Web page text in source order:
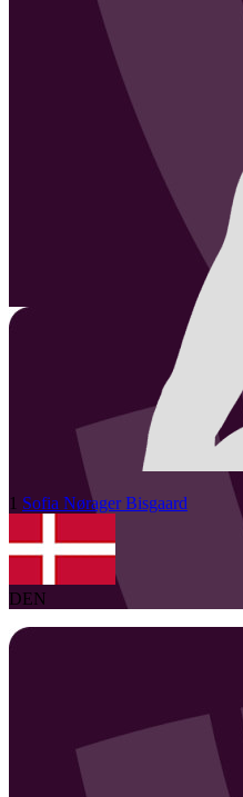
1 Sofia Nørager Bisgaard
DEN